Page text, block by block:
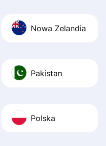
Nowa Zelandia
Pakistan
Polska